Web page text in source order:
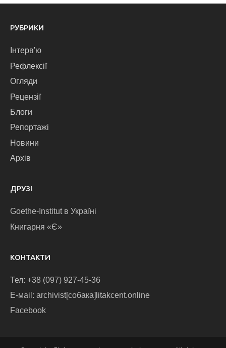
РУБРИКИ
Інтерв'ю
Рефлексії
Огляди
Рецензії
Блоги
Репортажі
Новини
Архів
ДРУЗІ
Goethe-Institut в Україні
Книгарня «Є»
КОНТАКТИ
Тел: +38 (097) 927-45-36
E-маіl: archivist[собака]litakcent.online
Facebook